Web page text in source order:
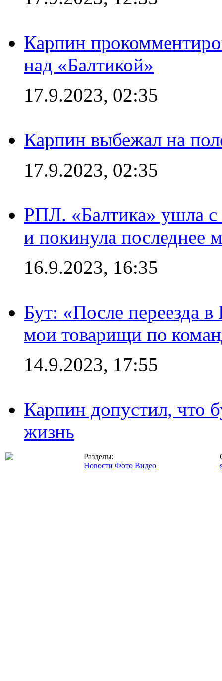
Карпин
над «Балтикой»
17.9.2023, 02:35
Карпин выбежал на
17.9.2023, 02:35
РПЛ. «Балтика» ушла с
и покинула последнее
16.9.2023, 16:35
Бут: «После переезда
мои товарищи по
14.9.2023, 17:55
Карпин допустил, что
жизнь
Разделы:
Новости Фото Видео